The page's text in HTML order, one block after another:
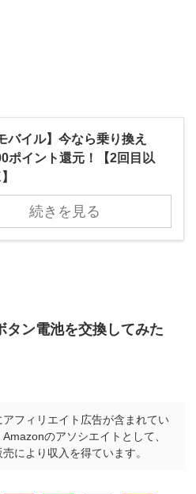
バイル】今なら乗り換え
ポイント還元！【2回目以
続きを見る
タン電池を交換してみた
フィリエイト広告が含まれてい
のアソシエイトとして、
により収入を得ています。